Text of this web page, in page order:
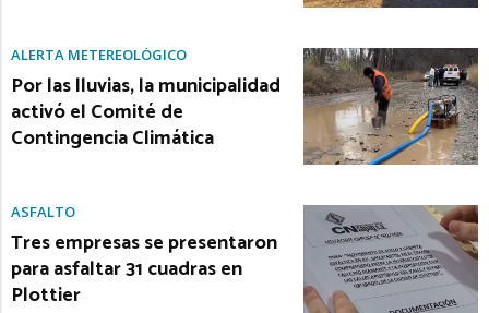
ALERTA METEREOLÓGICO
Por las lluvias, la municipalidad
activó el Comité de
Contingencia Climática
ASFALTO
Tres empresas se presentaron
para asfaltar 31 cuadras en
Plottier